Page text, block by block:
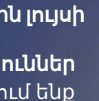
լույսի
ենք